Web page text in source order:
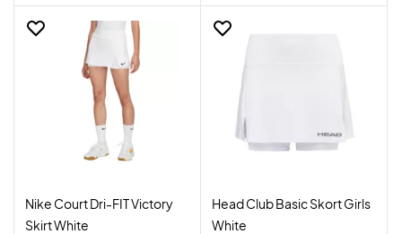
Nike Court Dri-FIT Victory
Skirt White
Head Club Basic Skort Girls
White